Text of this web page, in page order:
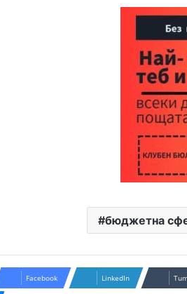
бюджетна
Facebook LinkedIn